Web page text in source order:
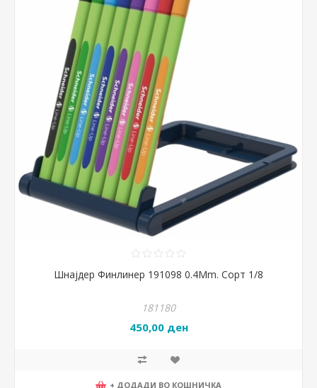
Шнајдер Финлинер 191098 0.4Mm. Сорт 1/8
181180
450,00 ден
+ ДОДАДИ ВО КОШНИЧКА